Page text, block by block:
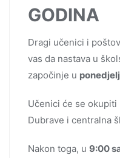
GODINA
Dragi učenici i
vas da nastava u
započinje u
Učenici će se okupiti
Dubrave i centralna
Nakon toga, u 9:00